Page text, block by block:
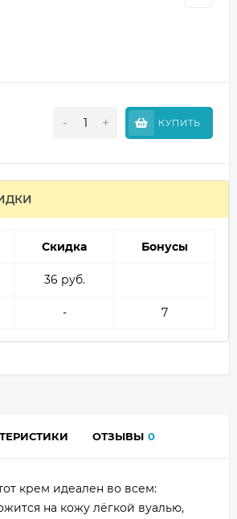
- + КУПИТЬ
Скидка Бонусы
36 руб.
- 7
ОТЗЫВЫ 0
крем идеален во всем:
на кожу лёгкой вуалью,